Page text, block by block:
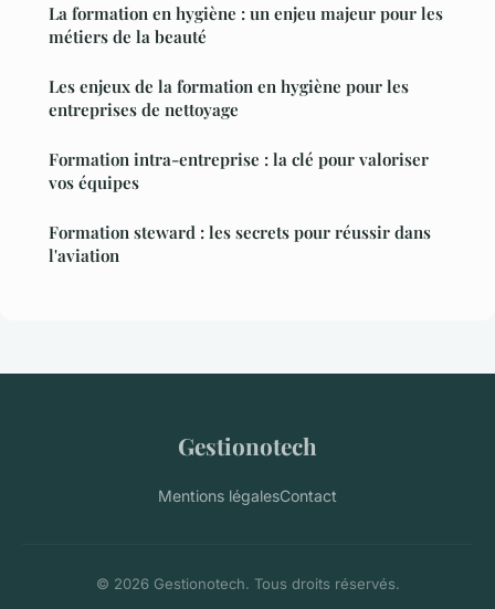
La formation en hygiène : un enjeu majeur pour les
métiers de la beauté
Les enjeux de la formation en hygiène pour les
entreprises de nettoyage
Formation intra-entreprise : la clé pour valoriser
vos équipes
Formation steward : les secrets pour réussir dans
l'aviation
Gestionotech
Mentions légalesContact
© 2026 Gestionotech. Tous droits réservés.